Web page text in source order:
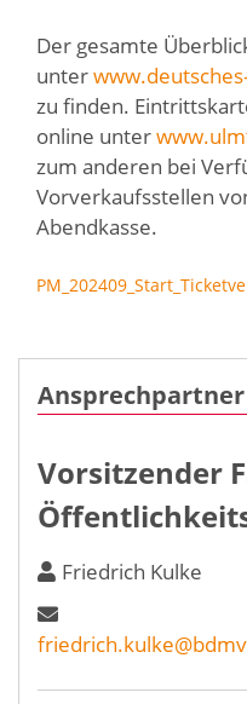
Der gesamte
unter
zu finden.
online unter
zum anderen bei
Vorverkaufsstellen
Abendkasse.
Vorsitzender
Friedrich Kulke